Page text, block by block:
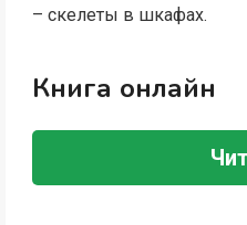
– скелеты в шкафах.
Книга онлайн